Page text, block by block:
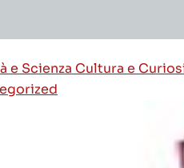
e Scienza Cultura e